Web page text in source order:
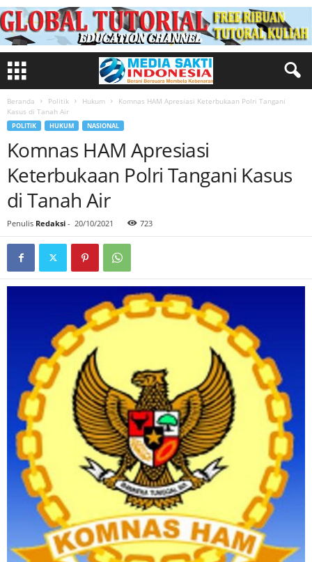
Beranda Politik Hukum
Komnas HAM Apresiasi Keterbukaan Polri Tangani
Kasus di Tanah Air
POLITIK HUKUM NASIONAL
Komnas HAM Apresiasi
Keterbukaan Polri Tangani Kasus
di Tanah Air
Penulis Redaksi - 20/10/2021 723